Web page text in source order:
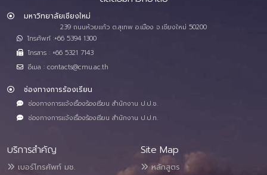
มหาวิทยาลัยเชียงใหม่
239 ถนนห้วยแก้ว ต.สุเทพ อ.เมือง จ.เชียงใหม่ 50200
โทรศัพท์ :+66 5394 1300
โทรสาร : +66 5321 7143
อีเมล : contacts@cmu.ac.th
ช่องทางการร้องเรียน
ช่องทางการแจ้งเรื่องร้องเรียน สำนักงาน ป.ป.ช.
ช่องทางการแจ้งเรื่องร้องเรียน สำนักงาน ป.ป.ท.
บริการสำคัญ
เบอร์โทรศัพท์ มช.
Site Map
หลักสูตร